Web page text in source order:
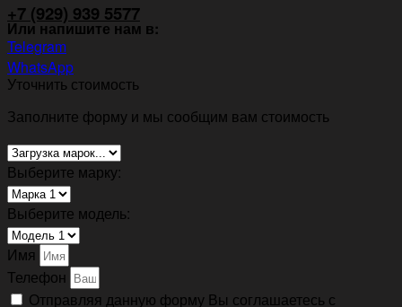
+7 (929) 939 5577
Или напишите нам в:
Telegram
WhatsApp
Уточнить стоимость
Заполните форму и мы сообщим вам стоимость
Выберите марку:
Выберите модель:
Имя
Телефон
Отправляя данную форму Вы соглашаетесь с